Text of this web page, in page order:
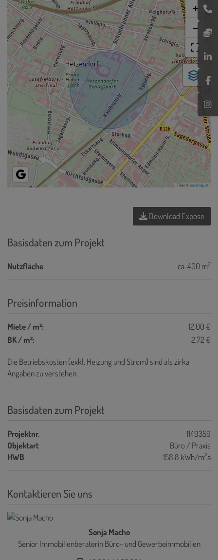
+
−
Tiles ©basemap.at
Download Expose
Basisdaten zum Projekt
Nutzfläche ca. 400 m2
Preisinformation
Miete / m²:
12,00 €
BK / m²:
2,72 €
Die Betriebskosten (exkl. Heizung und Strom) sind als zirka
Angaben zu verstehen.
Basisdaten zum Projekt
Projektnr.
1149359
Objektart
Büro / Praxis
HWB
158.8 kWh/m2a
Kontaktieren Sie uns
Sonja Macho
Senior Immobilienberaterin Büro- und Gewerbeimmobilien